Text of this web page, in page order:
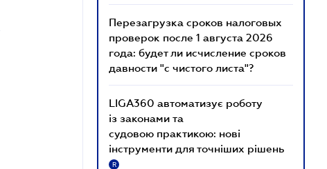
Перезагрузка сроков налоговых
проверок после 1 августа 2026
года: будет ли исчисление сроков
давности "с чистого листа"?
LIGA360 автоматизує роботу
із законами та
судовою практикою: нові
інструменти для точніших рішень
R